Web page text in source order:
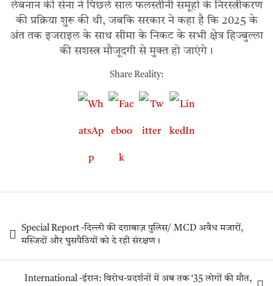
लेबनान की सेना ने पिछले साल फलस्तीनी समूहों के निरस्त्रीकरण
की प्रक्रिया शुरू की थी, जबकि सरकार ने कहा है कि 2025 के
अंत तक इजराइल के साथ सीमा के निकट के सभी क्षेत्र हिज्बुल्ला
की सशस्त्र मौजूदगी से मुक्त हो जाएंगे।
Share Reality:
Special Report -दिल्ली की दग़ाबाज़ पुलिस/ MCD अवैध मजारों,
मस्जिदों और घुसपैठियों को दे रही संरक्षण।
International -ईरान: विरोध-प्रदर्शनों में अब तक ‘35 लोगों की मौत,